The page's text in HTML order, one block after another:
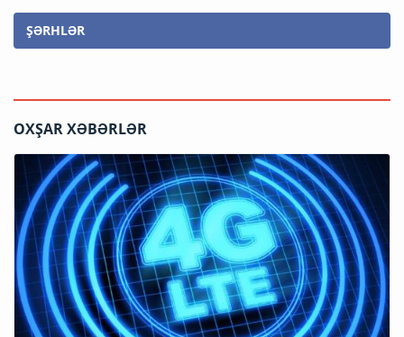
ŞƏRHLƏR
OXŞAR XƏBƏRLƏR